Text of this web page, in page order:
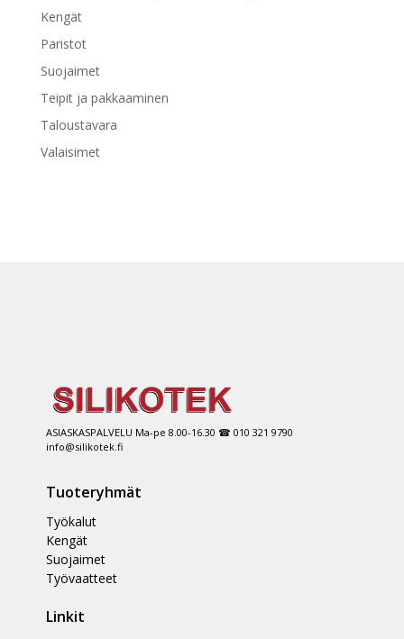
Kengät
Paristot
Suojaimet
Teipit ja pakkaaminen
Taloustavara
Valaisimet
ASIASKASPALVELU Ma-pe 8.00-16.30 ☎ 010 321 9790
info@silikotek.fi
Tuoteryhmät
Työkalut
Kengät
Suojaimet
Työvaatteet
Linkit